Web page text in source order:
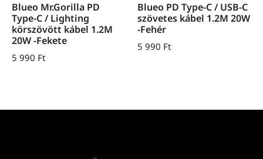
Blueo Mr.Gorilla PD
Type-C / Lighting
körszövött kábel 1.2M
20W -Fekete
5 990 Ft
Blueo PD Type-C / USB-C
szövetes kábel 1.2M 20W
-Fehér
5 990 Ft